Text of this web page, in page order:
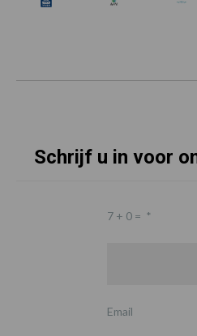
Schrijf u in voor
7 + 0 = *
Email